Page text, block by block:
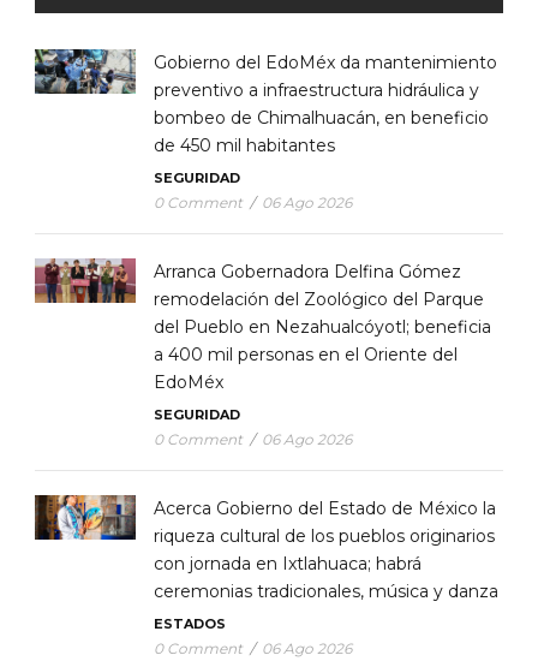
Gobierno del EdoMéx da mantenimiento
preventivo a infraestructura hidráulica y
bombeo de Chimalhuacán, en beneficio
de 450 mil habitantes
SEGURIDAD
0 Comment / 06 Ago 2026
Arranca Gobernadora Delfina Gómez
remodelación del Zoológico del Parque
del Pueblo en Nezahualcóyotl; beneficia
a 400 mil personas en el Oriente del
EdoMéx
SEGURIDAD
0 Comment / 06 Ago 2026
Acerca Gobierno del Estado de México la
riqueza cultural de los pueblos originarios
con jornada en Ixtlahuaca; habrá
ceremonias tradicionales, música y danza
ESTADOS
0 Comment / 06 Ago 2026